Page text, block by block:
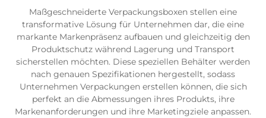
Maßgeschneiderte Verpackungsboxen stellen eine
transformative Lösung für Unternehmen dar, die eine
markante Markenpräsenz aufbauen und gleichzeitig den
Produktschutz während Lagerung und Transport
sicherstellen möchten. Diese speziellen Behälter werden
nach genauen Spezifikationen hergestellt, sodass
Unternehmen Verpackungen erstellen können, die sich
perfekt an die Abmessungen ihres Produkts, ihre
Markenanforderungen und ihre Marketingziele anpassen.